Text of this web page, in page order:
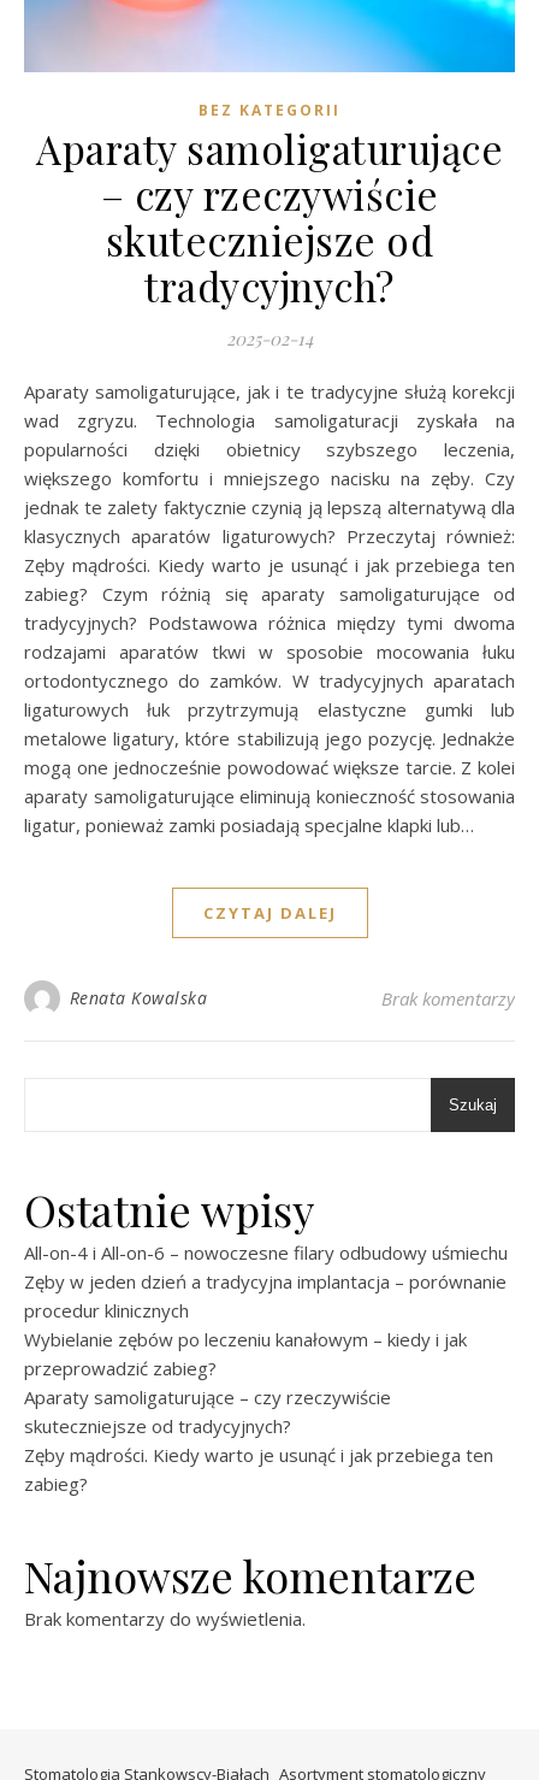
BEZ KATEGORII
Aparaty samoligaturujące
– czy rzeczywiście
skuteczniejsze od
tradycyjnych?
2025-02-14
Aparaty samoligaturujące, jak i te tradycyjne służą korekcji
wad zgryzu. Technologia samoligaturacji zyskała na
popularności dzięki obietnicy szybszego leczenia,
większego komfortu i mniejszego nacisku na zęby. Czy
jednak te zalety faktycznie czynią ją lepszą alternatywą dla
klasycznych aparatów ligaturowych? Przeczytaj również:
Zęby mądrości. Kiedy warto je usunąć i jak przebiega ten
zabieg? Czym różnią się aparaty samoligaturujące od
tradycyjnych? Podstawowa różnica między tymi dwoma
rodzajami aparatów tkwi w sposobie mocowania łuku
ortodontycznego do zamków. W tradycyjnych aparatach
ligaturowych łuk przytrzymują elastyczne gumki lub
metalowe ligatury, które stabilizują jego pozycję. Jednakże
mogą one jednocześnie powodować większe tarcie. Z kolei
aparaty samoligaturujące eliminują konieczność stosowania
ligatur, ponieważ zamki posiadają specjalne klapki lub…
CZYTAJ DALEJ
Renata Kowalska Brak komentarzy
Szukaj
Ostatnie wpisy
All-on-4 i All-on-6 – nowoczesne filary odbudowy uśmiechu
Zęby w jeden dzień a tradycyjna implantacja – porównanie
procedur klinicznych
Wybielanie zębów po leczeniu kanałowym – kiedy i jak
przeprowadzić zabieg?
Aparaty samoligaturujące – czy rzeczywiście
skuteczniejsze od tradycyjnych?
Zęby mądrości. Kiedy warto je usunąć i jak przebiega ten
zabieg?
Najnowsze komentarze
Brak komentarzy do wyświetlenia.
Stomatologia Stankowscy-Białach Asortyment stomatologiczny